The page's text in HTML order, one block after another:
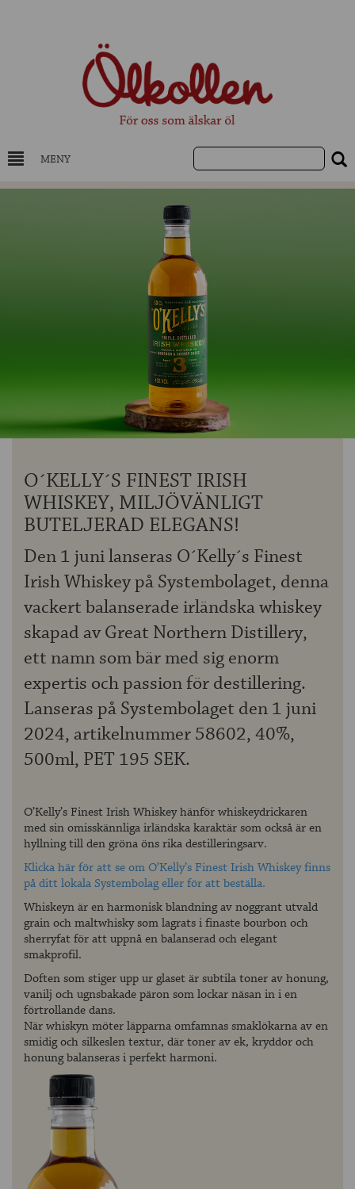
MENY
DRYCKESKUNSKAP
NYHETER
UTVALDA ÖL
UTVALDA CIDER
UTVALDA DESTILLAT
OM ÖLKOLLEN
KONTAKTA OSS
O´KELLY´S FINEST IRISH
WHISKEY, MILJÖVÄNLIGT
BUTELJERAD ELEGANS!
Den 1 juni lanseras O´Kelly´s Finest
Irish Whiskey på Systembolaget, denna
vackert balanserade irländska whiskey
skapad av Great Northern Distillery,
ett namn som bär med sig enorm
expertis och passion för destillering.
Lanseras på Systembolaget den 1 juni
2024, artikelnummer 58602, 40%,
500ml, PET 195 SEK.
O’Kelly’s Finest Irish Whiskey hänför whiskeydrickaren
med sin omisskännliga irländska karaktär som också är en
hyllning till den gröna öns rika destilleringsarv.
Klicka här för att se om O’Kelly’s Finest Irish Whiskey finns
på ditt lokala Systembolag eller för att beställa.
Whiskeyn är en harmonisk blandning av noggrant utvald
grain och maltwhisky som lagrats i finaste bourbon och
sherryfat för att uppnå en balanserad och elegant
smakprofil.
Doften som stiger upp ur glaset är subtila toner av honung,
vanilj och ugnsbakade päron som lockar näsan in i en
förtrollande dans.
När whiskyn möter läpparna omfamnas smaklökarna av en
smidig och silkeslen textur, där toner av ek, kryddor och
honung balanseras i perfekt harmoni.